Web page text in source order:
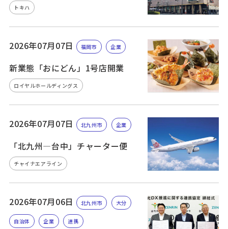
トキハ
2026年07月07日 福岡市 企業
新業態「おにどん」1号店開業
ロイヤルホールディングス
2026年07月07日 北九州市 企業
「北九州—台中」チャーター便
チャイナエアライン
2026年07月06日 北九州市 大分
自治体 企業 連携